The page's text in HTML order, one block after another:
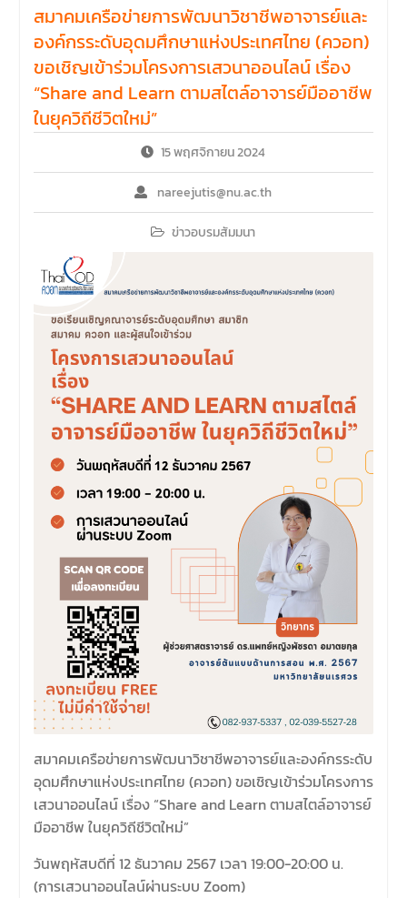
ปลอดภัย ซึ่งครอบคลุมหน่วย
งานภายในกลุ่มอาคารทั้ง 3
คณะ และ 1 กอง
คณะนิติศาสตร์ มหาวิทยาลัย
นเรศวร จัดโครงการปฐมนิเทศ
และพบผู้ปกครอง ประจำปีการ
ศึกษา 2569 โดยได้รับเกียรติ
จาก รองศาสตราจารย์ ดร.บุญ
ญรัตน์ โชคบันดาลชัย คณบดี
คณะนิติศาสตร์ ให้เกียรติเป็น
ประธานในพิธีเปิด พร้อมกล่าว
ต้อนรับและให้โอวาทแก่นิสิตใหม่
และนิสิตได้ทราบถึงนโยบาย
ด้านการเรียนการสอนของคณะ
นิติศาสตร์
สมาคมเครือข่ายการพัฒนาวิชาชีพอาจารย์และ
องค์กรระดับอุดมศึกษาแห่งประเทศไทย (ควอท)
ขอเชิญเข้าร่วมโครงการเสวนาออนไลน์ เรื่อง
“Share and Learn ตามสไตล์อาจารย์มืออาชีพ
ในยุควิถีชีวิตใหม่”
15 พฤศจิกายน 2024
nareejutis@nu.ac.th
ข่าวอบรมสัมมนา
สมาคมเครือข่ายการพัฒนาวิชาชีพอาจารย์และองค์กรระดับ
อุดมศึกษาแห่งประเทศไทย (ควอท) ขอเชิญเข้าร่วมโครงการ
เสวนาออนไลน์ เรื่อง “Share and Learn ตามสไตล์อาจารย์
มืออาชีพ ในยุควิถีชีวิตใหม่”
วันพฤหัสบดีที่ 12 ธันวาคม 2567 เวลา 19:00-20:00 น.
(การเสวนาออนไลน์ผ่านระบบ Zoom)